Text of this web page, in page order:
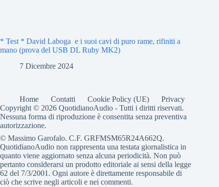
* Test * David Laboga e i suoi cavi di puro rame, rifiniti a
mano (prova del USB DL Ruby MK2)
7 Dicembre 2024
Home Contatti Cookie Policy (UE)
Privacy
Copyright © 2026 QuotidianoAudio - Tutti i diritti riservati.
Nessuna forma di riproduzione è consentita senza preventiva
autorizzazione.
© Massimo Garofalo. C.F. GRFMSM65R24A662Q.
QuotidianoAudio non rappresenta una testata giornalistica in
quanto viene aggiornato senza alcuna periodicità. Non può
pertanto considerarsi un prodotto editoriale ai sensi della legge
62 del 7/3/2001. Ogni autore è direttamente responsabile di
ciò che scrive negli articoli e nei commenti.